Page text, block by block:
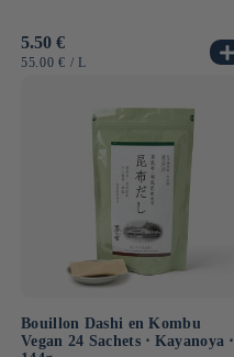
Precio
habitual
5.50 €
PRECIO
55.00 € / POR
L
Bouillon Dashi en Kombu
Vegan 24 Sachets ⋅ Kayanoya ⋅